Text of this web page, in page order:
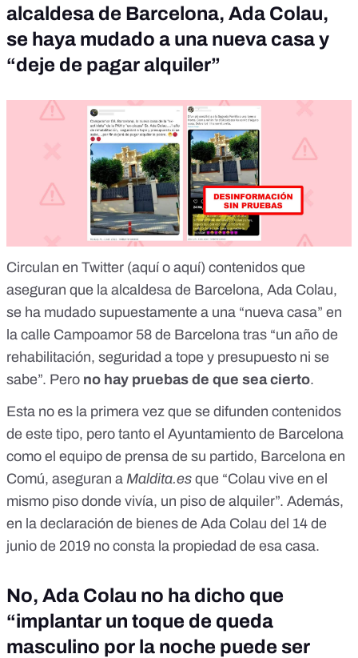
alcaldesa de Barcelona, Ada Colau,
se haya mudado a una nueva casa y
“deje de pagar alquiler”
Circulan en Twitter (aquío aquí) contenidos que
aseguran que la alcaldesa de Barcelona, Ada Colau,
se ha mudado supuestamente a una “nueva casa” en
la calle Campoamor 58 de Barcelona tras “un año de
rehabilitación, seguridad a tope y presupuesto ni se
sabe”. Pero no hay pruebas de que sea cierto.
Esta no es la primera vez que se difunden contenidos
de este tipo, pero tanto el Ayuntamiento de Barcelona
como el equipo de prensa de su partido, Barcelona en
Comú, aseguran a Maldita.es que “Colau vive en el
mismo piso donde vivía, un piso de alquiler”. Además,
en la declaración de bienes de Ada Colau del 14 de
junio de 2019 no consta la propiedad de esa casa.
No, Ada Colau no ha dicho que
“implantar un toque de queda
masculino por la noche puede ser